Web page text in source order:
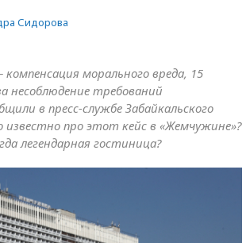
Сидорова
морального вреда, 15
требований
в пресс-службе Забайкальского
известно про этот кейс в «Жемчужине»?
легендарная гостиница?